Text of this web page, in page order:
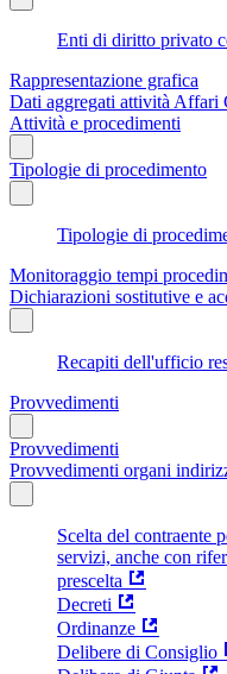
Enti di diritto privato
Rappresentazione grafica
Dati aggregati attività Affari
Attività e procedimenti
Tipologie di procedimento
Tipologie di
Monitoraggio tempi
Dichiarazioni sostitutive e
Recapiti dell'ufficio
Provvedimenti
Provvedimenti
Provvedimenti organi
Scelta del contraente
servizi, anche con
prescelta
Decreti
Ordinanze
Delibere di Consiglio